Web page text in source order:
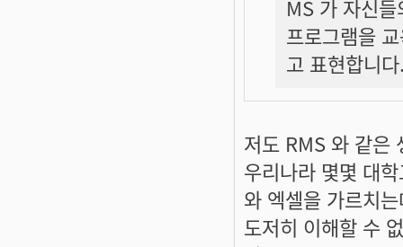
MS 가 자신들
프로그램을
고 표현합니
저도 RMS 와 같은
우리나라 몇몇 대
와 엑셀을 가르치
도저히 이해할 수